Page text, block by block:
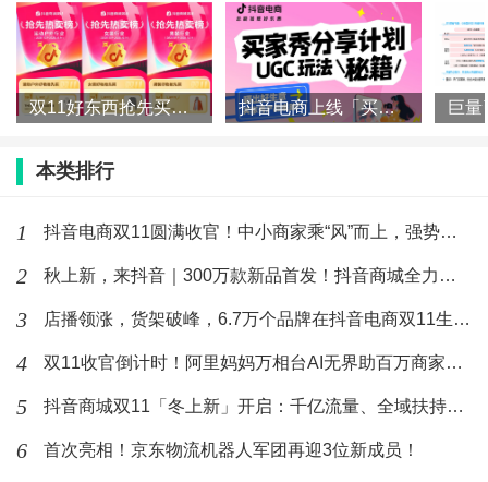
一方面,面对人力资源初期匮乏的问题积极采
取措施,通过内部人才培养和输送机制有效予以解
决。另一方面 ,Shopee平台完善的生态服务也在助
力“小宅女”克服挑战中发挥了重要作用,其中即时
沟通工具“聊聊”,以及一系列为商家量身定制的物
过程中扮演了不可或缺的支持角色,极大提升了运
译功能,无需借助额外翻译软件,全面提升了客服回
Shopee完善的生态服务使得“小宅女”得以顺利
跨越诸多难关,这也成为了品牌坚定选择Shopee作
为长期合作伙伴,并共同迈向更高发展台阶的关键
女”一炮而红,该站点去年销售额占据了品牌总业绩
双11好东西抢先买，抖音电商各行业爆款榜来了！ 抖音电商上线「买家秀」！一文读懂如何让好内容“自带”好生意
本类排行
1 抖音电商双11圆满收官！中小商家乘“风”而上，强势增长
2 秋上新，来抖音｜300万款新品首发！抖音商城全力推爆“好新品
3 店播领涨，货架破峰，6.7万个品牌在抖音电商双11生意翻倍
4 双11收官倒计时！阿里妈妈万相台AI无界助百万商家质赢全场景
5 抖音商城双11「冬上新」开启：千亿流量、全域扶持，助推“好新
6 首次亮相！京东物流机器人军团再迎3位新成员！